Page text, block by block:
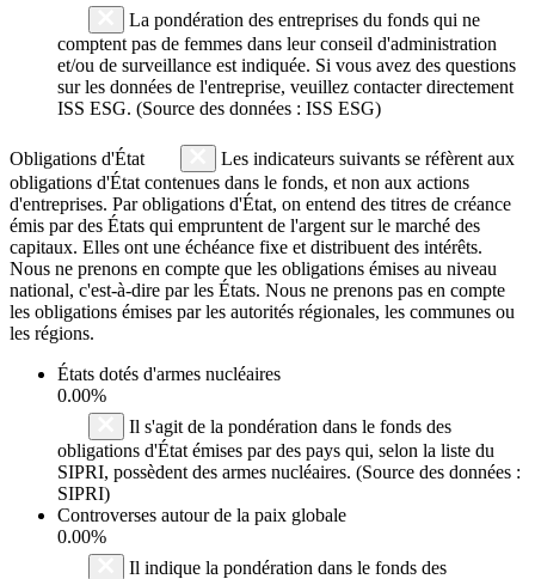
La pondération des entreprises du fonds qui ne
comptent pas de femmes dans leur conseil d'administration
et/ou de surveillance est indiquée. Si vous avez des questions
sur les données de l'entreprise, veuillez contacter directement
ISS ESG. (Source des données : ISS ESG)
Obligations d'État
Les indicateurs suivants se réfèrent aux
obligations d'État contenues dans le fonds, et non aux actions
d'entreprises. Par obligations d'État, on entend des titres de créance
émis par des États qui empruntent de l'argent sur le marché des
capitaux. Elles ont une échéance fixe et distribuent des intérêts.
Nous ne prenons en compte que les obligations émises au niveau
national, c'est-à-dire par les États. Nous ne prenons pas en compte
les obligations émises par les autorités régionales, les communes ou
les régions.
États dotés d'armes nucléaires
0.00%
Il s'agit de la pondération dans le fonds des
obligations d'État émises par des pays qui, selon la liste du
SIPRI, possèdent des armes nucléaires. (Source des données :
SIPRI)
Controverses autour de la paix globale
0.00%
Il indique la pondération dans le fonds des